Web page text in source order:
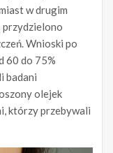
w drugim
przydzielono
Wnioski po
60 do 75%
badani
olejek
którzy przebywali